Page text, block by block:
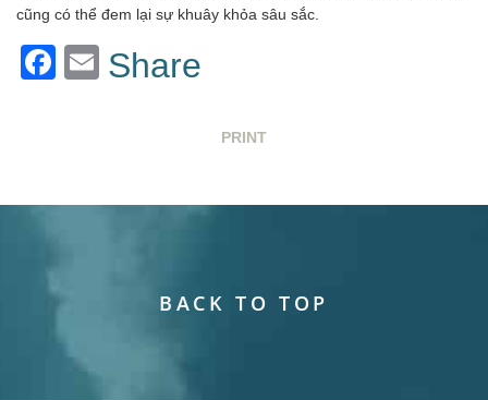
cũng có thể đem lại sự khuây khỏa sâu sắc.
Facebook
Email
Share
PRINT
BACK TO TOP